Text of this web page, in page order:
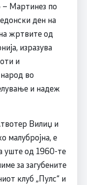
– Мартинез по
ден на
жртвите од
изразува
и
во
и надеж
Вилиџ и
малубројна, е
уште од 1960-те
за загубените
клуб „Пулс“ и